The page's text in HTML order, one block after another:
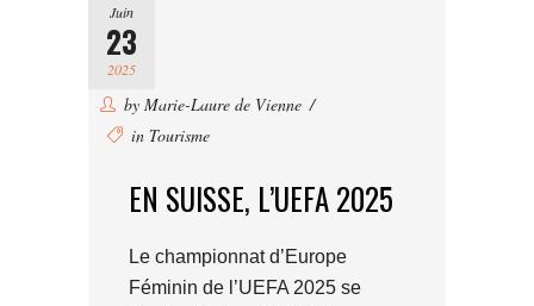
Juin
23
2025
by Marie-Laure de Vienne
in Tourisme
EN SUISSE, L’UEFA 2025
Le championnat d’Europe
Féminin de l’UEFA 2025 se